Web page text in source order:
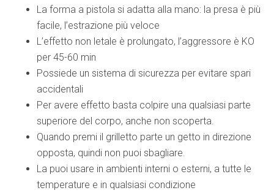
La forma a pistola si adatta alla mano: la presa è più
facile, l’estrazione più veloce
L’effetto non letale è prolungato, l’aggressore è KO
per 45-60 min
Possiede un sistema di sicurezza per evitare spari
accidentali
Per avere effetto basta colpire una qualsiasi parte
superiore del corpo, anche non scoperta.
Quando premi il grilletto parte un getto in direzione
opposta, quindi non puoi sbagliare.
La puoi usare in ambienti interni o esterni, a tutte le
temperature e in qualsiasi condizione